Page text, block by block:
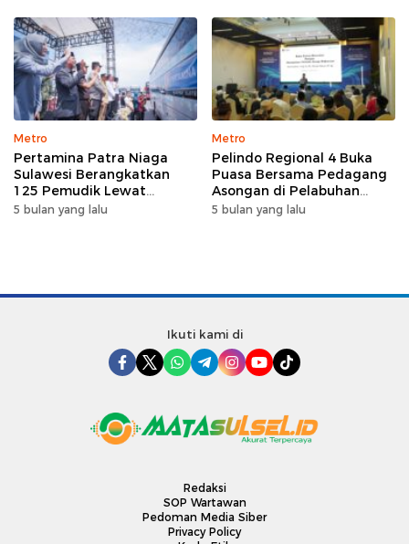
Metro
Pertamina Patra Niaga
Sulawesi Berangkatkan
125 Pemudik Lewat
Program Mudik Gratis
5 bulan yang lalu
Metro
Pelindo Regional 4 Buka
Puasa Bersama Pedagang
Asongan di Pelabuhan
Makassar, Perkuat
5 bulan yang lalu
Ikuti kami di
Redaksi
SOP Wartawan
Pedoman Media Siber
Privacy Policy